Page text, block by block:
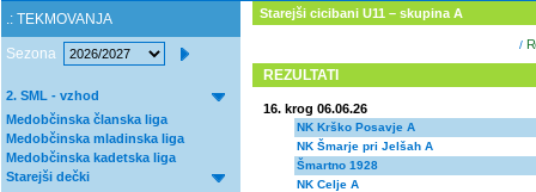
.: TEKMOVANJA
Sezona
2. SML - vzhod
Medobčinska članska liga
Medobčinska mladinska liga
Medobčinska kadetska liga
Starejši dečki
Starejši cicibani U11 – skupina A
/
REZULTATI
16. krog 06.06.26
NK Krško Posavje A
NK Šmarje pri Jelšah A
Šmartno 1928
NK Celje A